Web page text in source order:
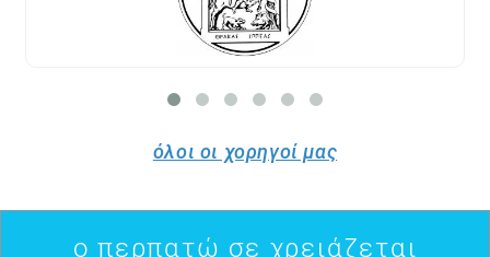
όλοι οι χορηγοί μας
ο περπατώ σε χρειάζεται